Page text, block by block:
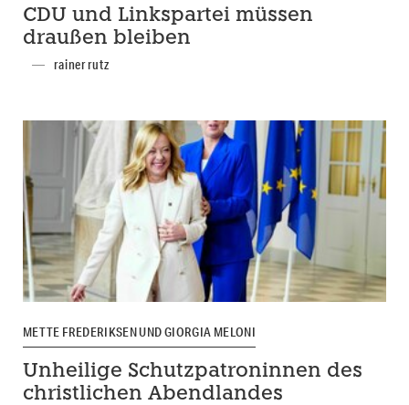
CDU und Linkspartei müssen
draußen bleiben
rainer rutz
METTE FREDERIKSEN UND GIORGIA MELONI
Unheilige Schutzpatroninnen des
christlichen Abendlandes